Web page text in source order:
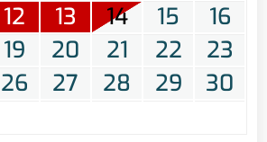
12 13 14 15
16
19 20 21 22
23
26 27 28 29
30